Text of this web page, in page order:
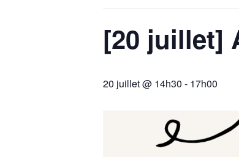
[20 juillet]
20 juillet @ 14h30 - 17h00